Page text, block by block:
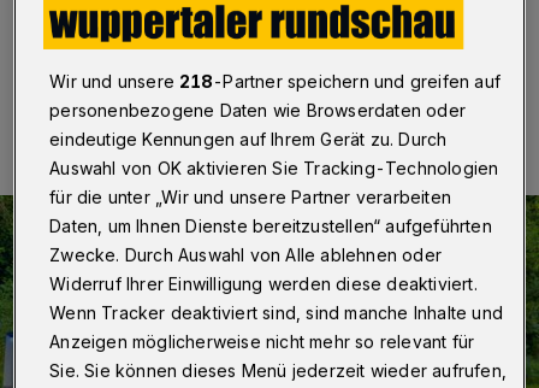
04.07.2026 , 18:00 Uhr Eine Minute Lesezeit
Wir und unsere 218-Partner speichern und greifen auf
personenbezogene Daten wie Browserdaten oder
eindeutige Kennungen auf Ihrem Gerät zu. Durch
Auswahl von OK aktivieren Sie Tracking-Technologien
für die unter „Wir und unsere Partner verarbeiten
Daten, um Ihnen Dienste bereitzustellen“ aufgeführten
Zwecke. Durch Auswahl von Alle ablehnen oder
Widerruf Ihrer Einwilligung werden diese deaktiviert.
Wenn Tracker deaktiviert sind, sind manche Inhalte und
Anzeigen möglicherweise nicht mehr so relevant für
Sie. Sie können dieses Menü jederzeit wieder aufrufen,